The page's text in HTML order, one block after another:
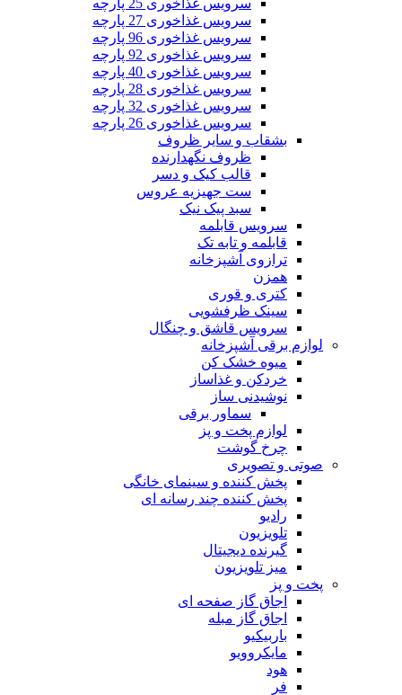
سرویس غذاخوری 25 پارچه
سرویس غذاخوری 27 پارچه
سرویس غذاخوری 96 پارچه
سرویس غذاخوری 92 پارچه
سرویس غذاخوری 40 پارچه
سرویس غذاخوری 28 پارچه
سرویس غذاخوری 32 پارچه
سرویس غذاخوری 26 پارچه
بشقاب و سایر ظروف
ظروف نگهدارنده
قالب کیک و دسر
ست جهیزیه عروس
سبد پیک نیک
سرویس قابلمه
قابلمه و تابه تک
ترازوی آشپزخانه
همزن
کتری و قوری
سینک ظرفشویی
سرویس قاشق و چنگال
لوازم برقی آشپزخانه
میوه خشک کن
خردکن و غذاساز
نوشیدنی ساز
سماور برقی
لوازم پخت و پز
چرخ گوشت
صوتی و تصویری
پخش کننده و سینمای خانگی
پخش کننده چند رسانه ای
رادیو
تلویزیون
گیرنده دیجیتال
میز تلویزیون
پخت و پز
اجاق گاز صفحه ای
اجاق گاز مبله
باربیکیو
مایکروویو
هود
فر